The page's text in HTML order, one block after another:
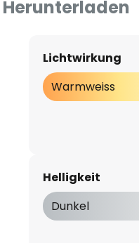
Herunterladen
Lichtwirkung
Warmweiss
Helligkeit
Dunkel